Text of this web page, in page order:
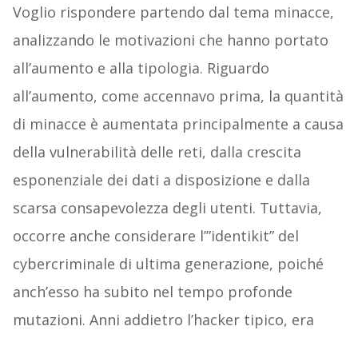
Voglio rispondere partendo dal tema minacce,
analizzando le motivazioni che hanno portato
all’aumento e alla tipologia. Riguardo
all’aumento, come accennavo prima, la quantità
di minacce è aumentata principalmente a causa
della vulnerabilità delle reti, dalla crescita
esponenziale dei dati a disposizione e dalla
scarsa consapevolezza degli utenti. Tuttavia,
occorre anche considerare l’”identikit” del
cybercriminale di ultima generazione, poiché
anch’esso ha subito nel tempo profonde
mutazioni. Anni addietro l’hacker tipico, era